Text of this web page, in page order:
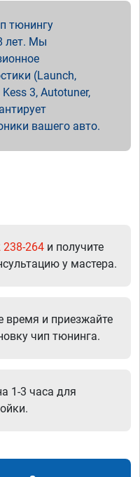
тюнингу
лет. Мы
(Launch,
3, Autotuner,
вашего авто.
238-264 и получите
у мастера.
время и приезжайте
чип тюнинга.
1-3 часа для